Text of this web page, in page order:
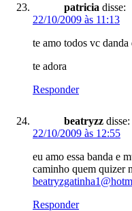
patricia disse:
22/10/2009 às 11:13
te amo todos vc danda
te adora
Responder
beatryzz disse:
22/10/2009 às 12:55
eu amo essa banda e
caminho quem quizer
Responder